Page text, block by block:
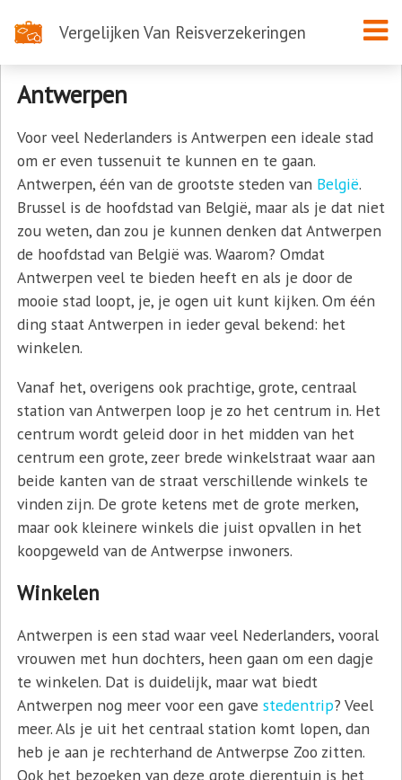
Vergelijken Van Reisverzekeringen
Een weekend naar Antwerpen
Antwerpen
Voor veel Nederlanders is Antwerpen een ideale stad
om er even tussenuit te kunnen en te gaan.
Antwerpen, één van de grootste steden van België.
Brussel is de hoofdstad van België, maar als je dat niet
zou weten, dan zou je kunnen denken dat Antwerpen
de hoofdstad van België was. Waarom? Omdat
Antwerpen veel te bieden heeft en als je door de
mooie stad loopt, je, je ogen uit kunt kijken. Om één
ding staat Antwerpen in ieder geval bekend: het
winkelen.
Vanaf het, overigens ook prachtige, grote, centraal
station van Antwerpen loop je zo het centrum in. Het
centrum wordt geleid door in het midden van het
centrum een grote, zeer brede winkelstraat waar aan
beide kanten van de straat verschillende winkels te
vinden zijn. De grote ketens met de grote merken,
maar ook kleinere winkels die juist opvallen in het
koopgeweld van de Antwerpse inwoners.
Winkelen
Antwerpen is een stad waar veel Nederlanders, vooral
vrouwen met hun dochters, heen gaan om een dagje
te winkelen. Dat is duidelijk, maar wat biedt
Antwerpen nog meer voor een gave stedentrip? Veel
meer. Als je uit het centraal station komt lopen, dan
heb je aan je rechterhand de Antwerpse Zoo zitten.
Ook het bezoeken van deze grote dierentuin is het